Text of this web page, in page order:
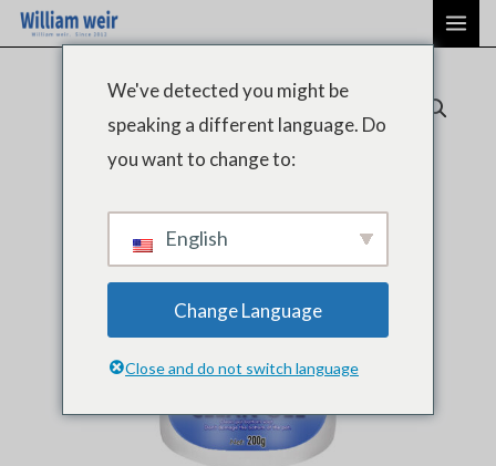
Aller
au
We've detected you might be
speaking a different language. Do
you want to change to:
English
Change Language
Close and do not switch language